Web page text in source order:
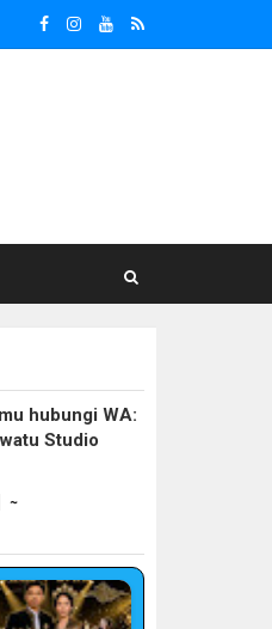
hubungi WA:
Studio
~